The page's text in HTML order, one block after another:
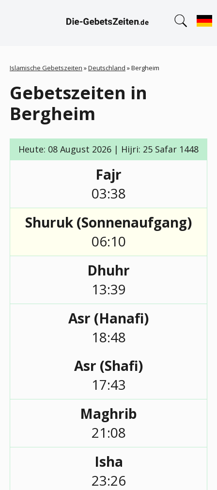
Islamische Gebetszeiten »Deutschland »Bergheim
Gebetszeiten in
Bergheim
Heute: 08 August 2026 | Hijri: 25 Safar 1448
Fajr
03:38
Shuruk (Sonnenaufgang)
06:10
Dhuhr
13:39
Asr (Hanafi)
18:48
Asr (Shafi)
17:43
Maghrib
21:08
Isha
23:26